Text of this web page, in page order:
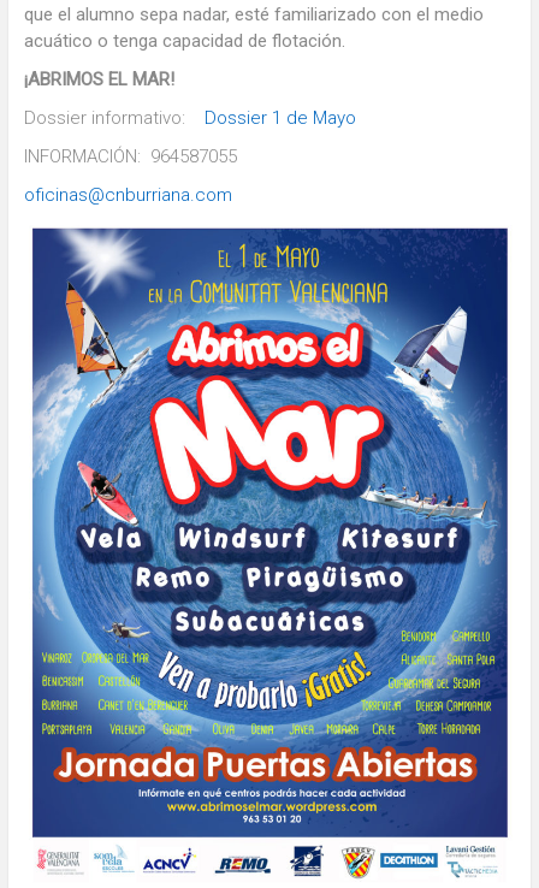
que el alumno sepa nadar, esté familiarizado con el medio
acuático o tenga capacidad de flotación.
¡ABRIMOS EL MAR!
Dossier informativo: Dossier 1 de Mayo
INFORMACIÓN: 964587055
oficinas@cnburriana.com